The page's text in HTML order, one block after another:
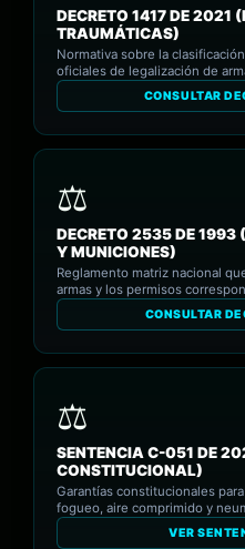
DECRETO 1417 DE 2021
TRAUMÁTICAS)
Normativa sobre la
oficiales de legalización de
CONSULTAR
DECRETO 2535 DE 1993
Y MUNICIONES)
Reglamento matriz nacional
armas y los permisos
CONSULTAR
SENTENCIA C-051 DE
CONSTITUCIONAL)
Garantías constitucionales
fogueo, aire comprimido y
VER